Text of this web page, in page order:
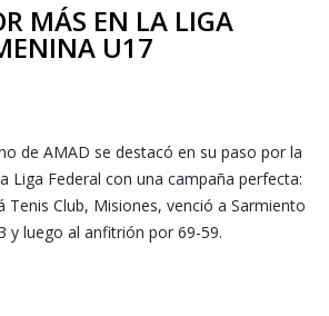
MÁS EN LA LIGA
U17
de AMAD se destacó en su paso por la
Liga Federal con una campaña perfecta:
Tenis Club, Misiones, venció a Sarmiento
y luego al anfitrión por 69-59.